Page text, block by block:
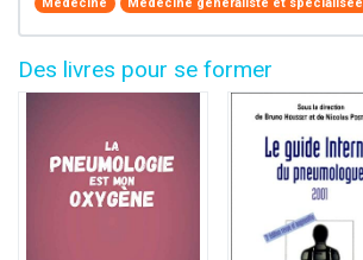
Médecine Médecine généraliste et spécialisée
Des livres pour se former